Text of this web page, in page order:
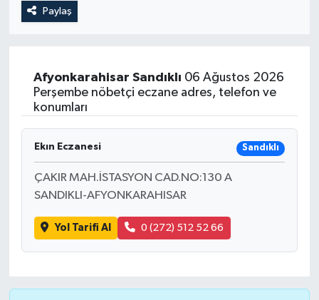
Paylaş
Afyonkarahisar Sandıklı 06 Ağustos 2026
Perşembe nöbetçi eczane adres, telefon ve
konumları
Ekın Eczanesi Sandıklı
ÇAKIR MAH.İSTASYON CAD.NO:130 A
SANDIKLI-AFYONKARAHISAR
Yol Tarifi Al 0 (272) 512 52 66